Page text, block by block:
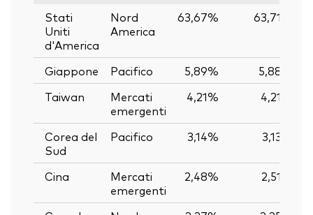
Stati
Uniti
d'America
Nord
America
63,67% 63,71%
Giappone Pacifico 5,89%
5,88%
Taiwan
Mercati
emergenti
4,21% 4,21%
Corea del
Sud
Pacifico 3,14% 3,13%
Cina
Mercati
emergenti
2,48% 2,51%